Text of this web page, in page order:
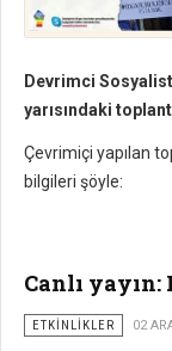
Devrimci
yarısındaki
Çevrimiçi yapılan
bilgileri şöyle:
Canlı yayın:
ETKİNLİKLER 02